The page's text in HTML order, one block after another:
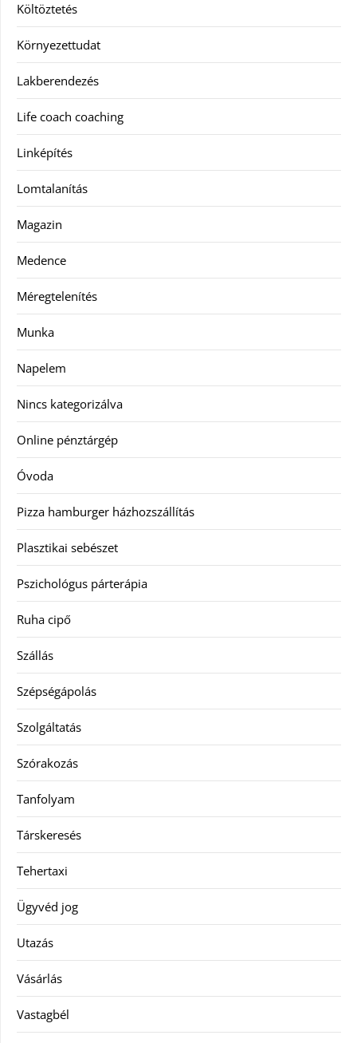
Költöztetés
Környezettudat
Lakberendezés
Life coach coaching
Linképítés
Lomtalanítás
Magazin
Medence
Méregtelenítés
Munka
Napelem
Nincs kategorizálva
Online pénztárgép
Óvoda
Pizza hamburger házhozszállítás
Plasztikai sebészet
Pszichológus párterápia
Ruha cipő
Szállás
Szépségápolás
Szolgáltatás
Szórakozás
Tanfolyam
Társkeresés
Tehertaxi
Ügyvéd jog
Utazás
Vásárlás
Vastagbél